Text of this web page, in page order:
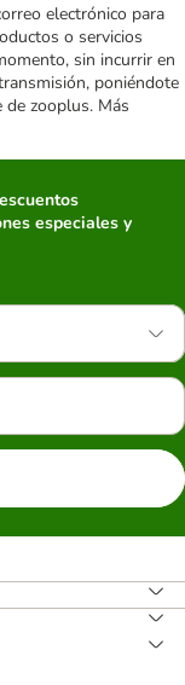
electrónico para
o servicios
sin incurrir en
poniéndote
de zooplus. Más
especiales y